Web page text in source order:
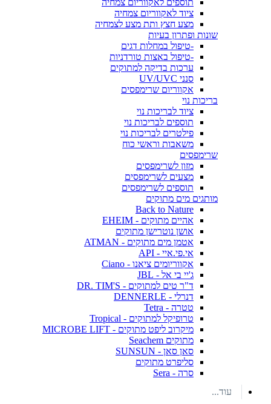
ציוד לאקווריום צמחיה
מצע חצץ ותת מצע לצמחיה
שונות ופתרון בעיות
-טיפול במחלות דגים
-טיפול באצות טורדניות
ערכות בדיקה למתוקים
סנני UV/UVC
אקווריום שרימפסים
בריכות נוי
ציוד לבריכות נוי
תוספים לבריכות נוי
פילטרים לבריכות נוי
משאבות וראשי כוח
שרימפסים
מזון לשרימפסים
מצעים לשרימפסים
תוספים לשרימפסים
מותגים מים מתוקים
Back to Nature
אהיים מתוקים - EHEIM
אושן נוטרישן מתוקים
אטמן מים מתוקים - ATMAN
אי.פי.איי - API
אקווריומים ציאנו - Ciano
ג'יי בי אל - JBL
ד"ר טים למתוקים - DR. TIM'S
דנרלי - DENNERLE
טטרה - Tetra
טרופיקל למתוקים - Tropical
מיקרוב ליפט מתוקים - MICROBE LIFT
מתוקים Seachem
סאן סאן - SUNSUN
סליפרט מתוקים
סרה - Sera
עוד...